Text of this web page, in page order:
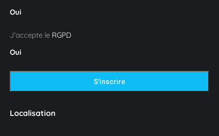
Oui
J'accepte le RGPD
Oui
Localisation